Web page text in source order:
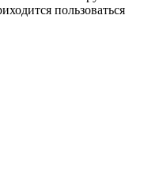
пользоваться